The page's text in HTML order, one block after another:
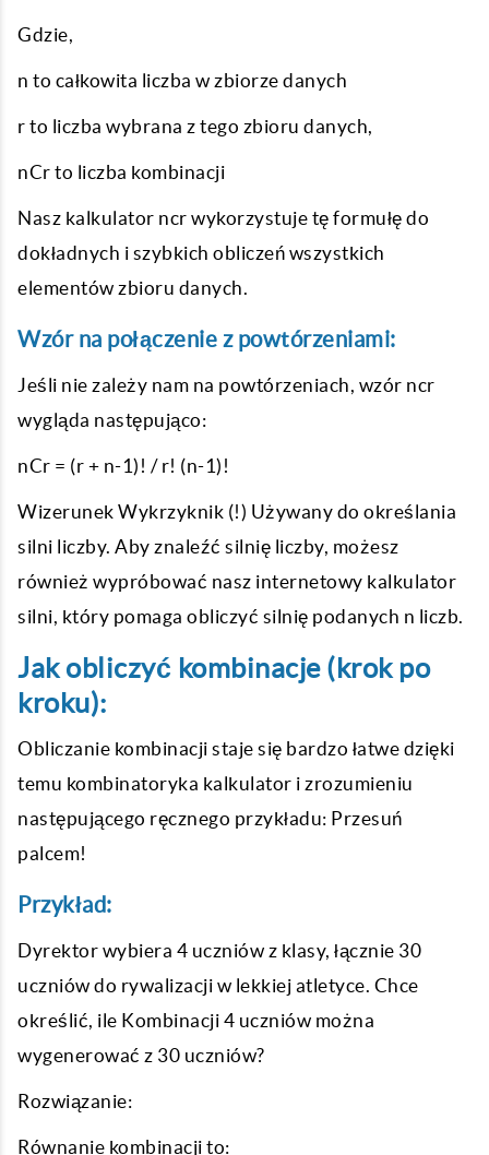
Gdzie,
n to całkowita liczba w zbiorze danych
r to liczba wybrana z tego zbioru danych,
nCr to liczba kombinacji
Nasz kalkulator ncr wykorzystuje tę formułę do
dokładnych i szybkich obliczeń wszystkich
elementów zbioru danych.
Wzór na połączenie z powtórzeniami:
Jeśli nie zależy nam na powtórzeniach, wzór ncr
wygląda następująco:
nCr = (r + n-1)! / r! (n-1)!
Wizerunek Wykrzyknik (!) Używany do określania
silni liczby. Aby znaleźć silnię liczby, możesz
również wypróbować nasz internetowy kalkulator
silni, który pomaga obliczyć silnię podanych n liczb.
Jak obliczyć kombinacje (krok po
kroku):
Obliczanie kombinacji staje się bardzo łatwe dzięki
temu kombinatoryka kalkulator i zrozumieniu
następującego ręcznego przykładu: Przesuń
palcem!
Przykład:
Dyrektor wybiera 4 uczniów z klasy, łącznie 30
uczniów do rywalizacji w lekkiej atletyce. Chce
określić, ile Kombinacji 4 uczniów można
wygenerować z 30 uczniów?
Rozwiązanie:
Równanie kombinacji to: